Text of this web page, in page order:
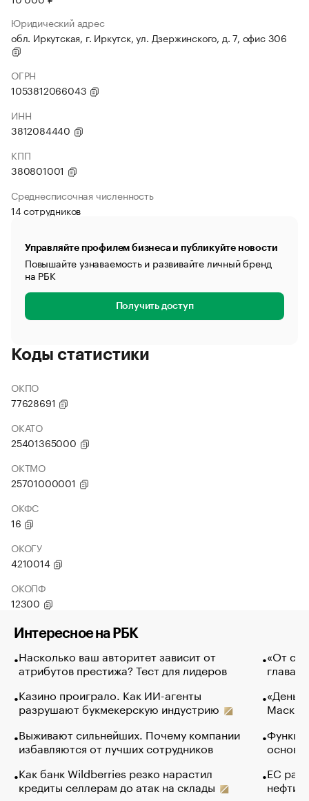
Юридический адрес
обл. Иркутская, г. Иркутск, ул. Дзержинского, д. 7, офис 306
ОГРН
1053812066043
ИНН
3812084440
КПП
380801001
Среднесписочная численность
14 сотрудников
Управляйте профилем бизнеса и публикуйте новости
Повышайте узнаваемость и развивайте личный бренд
на РБК
Получить доступ
Коды статистики
ОКПО
77628691
ОКАТО
25401365000
ОКТМО
25701000001
ОКФС
16
ОКОГУ
4210014
ОКОПФ
12300
Интересное на РБК
Насколько ваш авторитет зависит от
атрибутов престижа? Тест для лидеров
Казино проиграло. Как ИИ-агенты
разрушают букмекерскую индустрию
Выживают сильнейших. Почему компании
избавляются от лучших сотрудников
Как банк Wildberries резко нарастил
кредиты селлерам до атак на склады
«От
глава
Маск в
основ
ЕС
нефти